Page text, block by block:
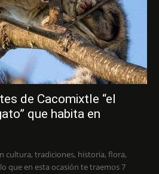
de Cacomixtle “el
que habita en
cultura, tradiciones, historia, flora,
que en esta ocasión te traemos 7